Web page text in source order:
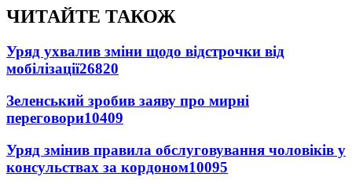
ЧИТАЙТЕ ТАКОЖ
Уряд ухвалив зміни щодо відстрочки від
мобілізації26820
Зеленський зробив заяву про мирні
переговори10409
Уряд змінив правила обслуговування чоловіків у
консульствах за кордоном10095